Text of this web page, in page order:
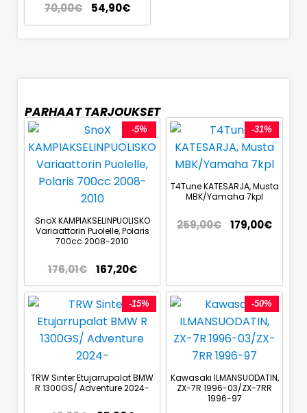
70,00€ 54,90€
PARHAAT TARJOUKSET
-5%
SnoX KAMPIAKSELINPUOLISKO
Variaattorin Puolelle, Polaris
700cc 2008-2010
176,01€ 167,20€
-31%
T4Tune KATESARJA, Musta
MBK/Yamaha 7kpl
259,00€ 179,00€
-15%
TRW Sinter Etujarrupalat BMW
R 1300GS/ Adventure 2024-
-50%
Kawasaki ILMANSUODATIN,
ZX-7R 1996-03/ZX-7RR
1996-97